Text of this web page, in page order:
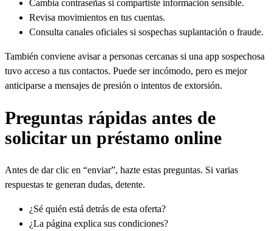
Cambia contraseñas si compartiste información sensible.
Revisa movimientos en tus cuentas.
Consulta canales oficiales si sospechas suplantación o fraude.
También conviene avisar a personas cercanas si una app sospechosa
tuvo acceso a tus contactos. Puede ser incómodo, pero es mejor
anticiparse a mensajes de presión o intentos de extorsión.
Preguntas rápidas antes de
solicitar un préstamo online
Antes de dar clic en “enviar”, hazte estas preguntas. Si varias
respuestas te generan dudas, detente.
¿Sé quién está detrás de esta oferta?
¿La página explica sus condiciones?